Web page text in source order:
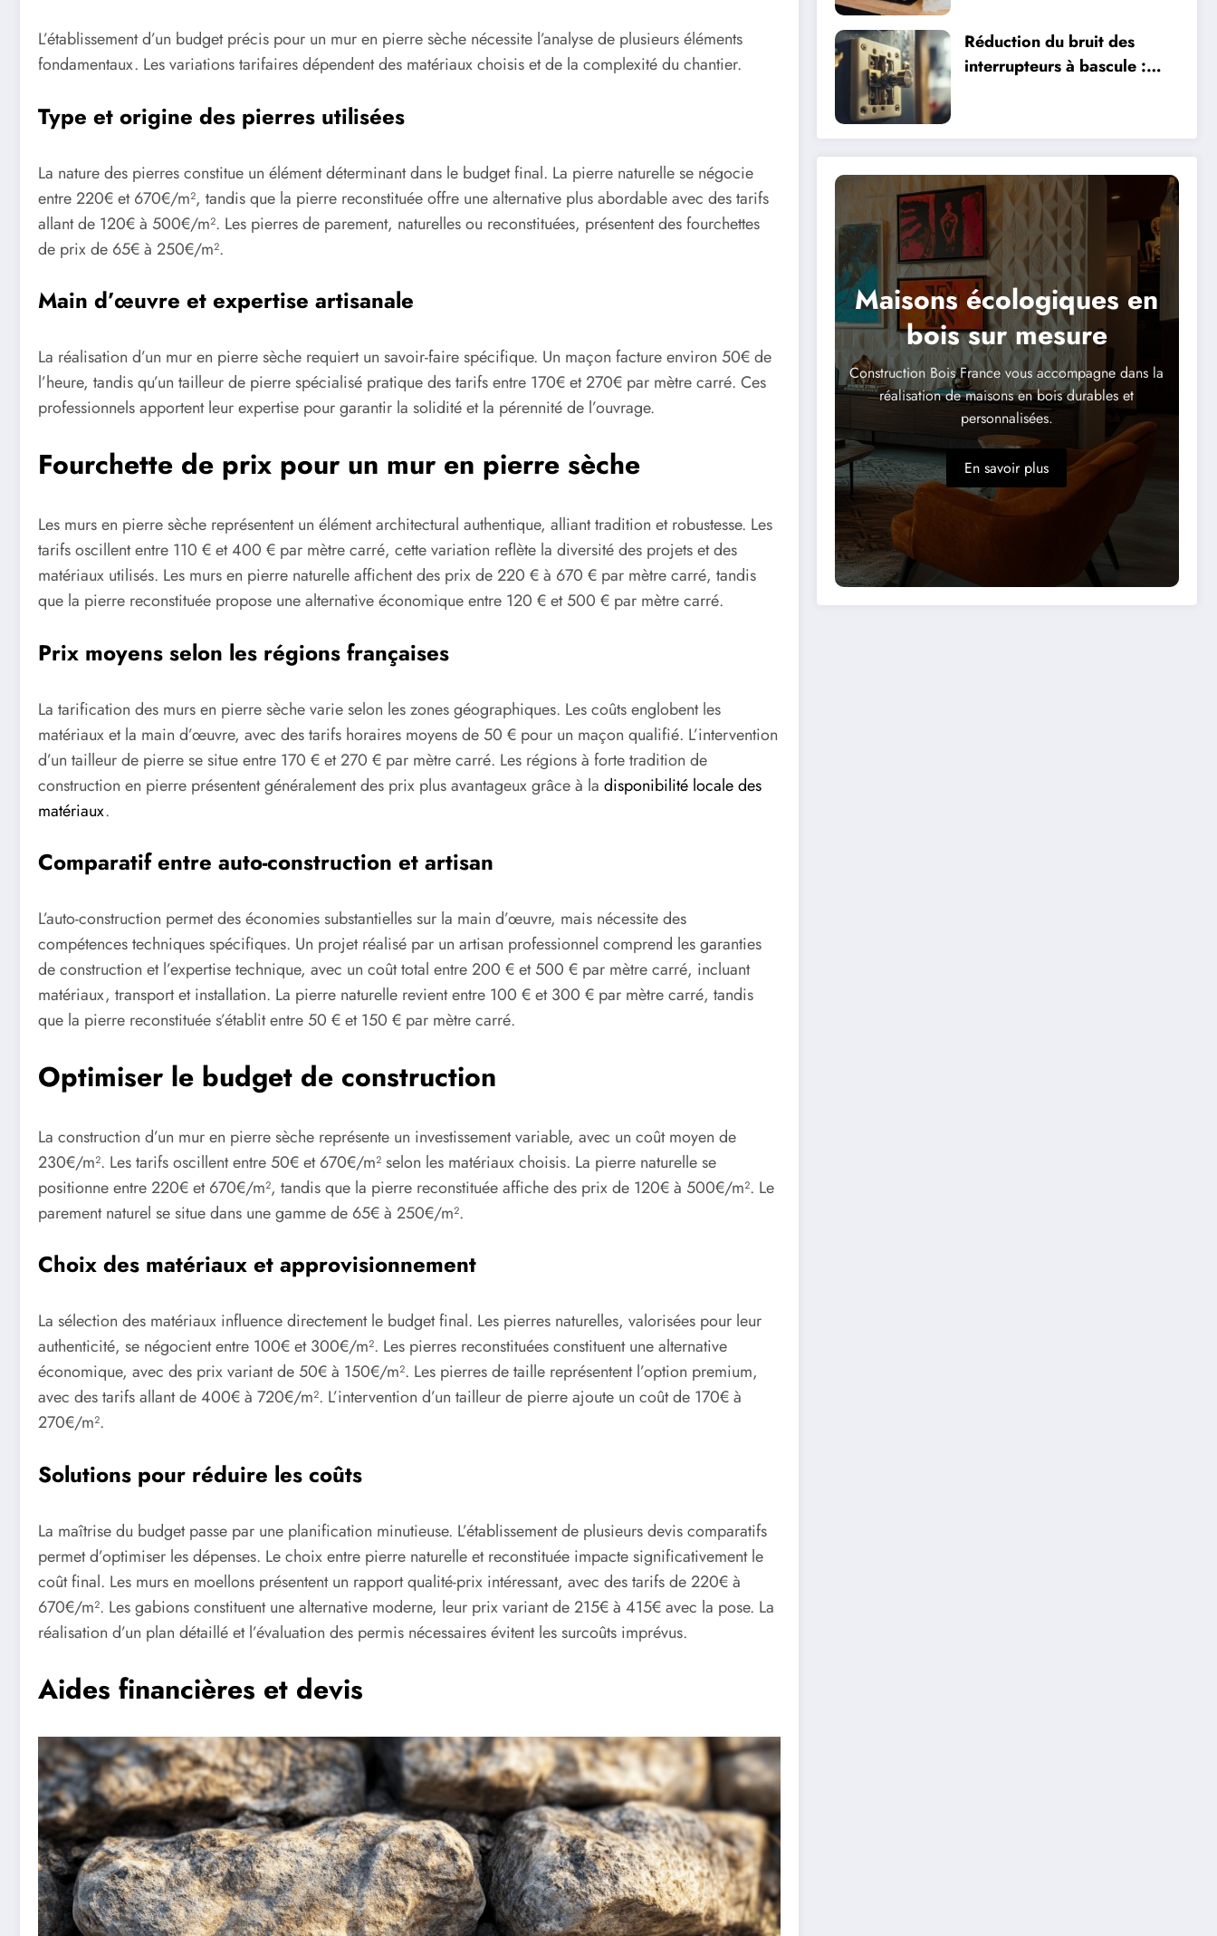
L’établissement d’un budget précis pour un mur en pierre sèche nécessite l’analyse de plusieurs éléments
fondamentaux. Les variations tarifaires dépendent des matériaux choisis et de la complexité du chantier.
Type et origine des pierres utilisées
La nature des pierres constitue un élément déterminant dans le budget final. La pierre naturelle se négocie
entre 220€ et 670€/m², tandis que la pierre reconstituée offre une alternative plus abordable avec des tarifs
allant de 120€ à 500€/m². Les pierres de parement, naturelles ou reconstituées, présentent des fourchettes
de prix de 65€ à 250€/m².
Main d’œuvre et expertise artisanale
La réalisation d’un mur en pierre sèche requiert un savoir-faire spécifique. Un maçon facture environ 50€ de
l’heure, tandis qu’un tailleur de pierre spécialisé pratique des tarifs entre 170€ et 270€ par mètre carré. Ces
professionnels apportent leur expertise pour garantir la solidité et la pérennité de l’ouvrage.
Fourchette de prix pour un mur en pierre sèche
Les murs en pierre sèche représentent un élément architectural authentique, alliant tradition et robustesse. Les
tarifs oscillent entre 110 € et 400 € par mètre carré, cette variation reflète la diversité des projets et des
matériaux utilisés. Les murs en pierre naturelle affichent des prix de 220 € à 670 € par mètre carré, tandis
que la pierre reconstituée propose une alternative économique entre 120 € et 500 € par mètre carré.
Prix moyens selon les régions françaises
La tarification des murs en pierre sèche varie selon les zones géographiques. Les coûts englobent les
matériaux et la main d’œuvre, avec des tarifs horaires moyens de 50 € pour un maçon qualifié. L’intervention
d’un tailleur de pierre se situe entre 170 € et 270 € par mètre carré. Les régions à forte tradition de
construction en pierre présentent généralement des prix plus avantageux grâce à la disponibilité locale des
matériaux.
Comparatif entre auto-construction et artisan
L’auto-construction permet des économies substantielles sur la main d’œuvre, mais nécessite des
compétences techniques spécifiques. Un projet réalisé par un artisan professionnel comprend les garanties
de construction et l’expertise technique, avec un coût total entre 200 € et 500 € par mètre carré, incluant
matériaux, transport et installation. La pierre naturelle revient entre 100 € et 300 € par mètre carré, tandis
que la pierre reconstituée s’établit entre 50 € et 150 € par mètre carré.
Optimiser le budget de construction
La construction d’un mur en pierre sèche représente un investissement variable, avec un coût moyen de
230€/m². Les tarifs oscillent entre 50€ et 670€/m² selon les matériaux choisis. La pierre naturelle se
positionne entre 220€ et 670€/m², tandis que la pierre reconstituée affiche des prix de 120€ à 500€/m². Le
parement naturel se situe dans une gamme de 65€ à 250€/m².
Choix des matériaux et approvisionnement
La sélection des matériaux influence directement le budget final. Les pierres naturelles, valorisées pour leur
authenticité, se négocient entre 100€ et 300€/m². Les pierres reconstituées constituent une alternative
économique, avec des prix variant de 50€ à 150€/m². Les pierres de taille représentent l’option premium,
avec des tarifs allant de 400€ à 720€/m². L’intervention d’un tailleur de pierre ajoute un coût de 170€ à
270€/m².
Solutions pour réduire les coûts
La maîtrise du budget passe par une planification minutieuse. L’établissement de plusieurs devis comparatifs
permet d’optimiser les dépenses. Le choix entre pierre naturelle et reconstituée impacte significativement le
coût final. Les murs en moellons présentent un rapport qualité-prix intéressant, avec des tarifs de 220€ à
670€/m². Les gabions constituent une alternative moderne, leur prix variant de 215€ à 415€ avec la pose. La
réalisation d’un plan détaillé et l’évaluation des permis nécessaires évitent les surcoûts imprévus.
Aides financières et devis
Réduction du bruit des
interrupteurs à bascule :
Maisons écologiques en
bois sur mesure
Construction Bois France vous accompagne dans la
réalisation de maisons en bois durables et
personnalisées.
En savoir plus